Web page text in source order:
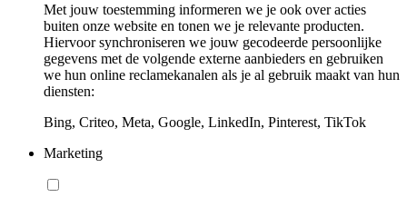
Met jouw toestemming informeren we je ook over acties
buiten onze website en tonen we je relevante producten.
Hiervoor synchroniseren we jouw gecodeerde persoonlijke
gegevens met de volgende externe aanbieders en gebruiken
we hun online reclamekanalen als je al gebruik maakt van hun
diensten:
Bing, Criteo, Meta, Google, LinkedIn, Pinterest, TikTok
Marketing